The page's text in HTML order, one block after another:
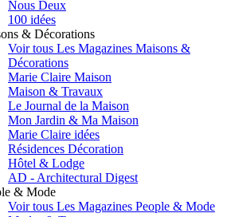
Nous Deux
100 idées
& Décorations
Voir tous Les Magazines Maisons &
Décorations
Marie Claire Maison
Maison & Travaux
Le Journal de la Maison
Mon Jardin & Ma Maison
Marie Claire idées
Résidences Décoration
Hôtel & Lodge
AD - Architectural Digest
& Mode
Voir tous Les Magazines People & Mode